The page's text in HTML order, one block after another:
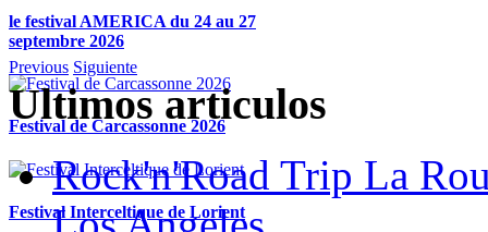
le festival AMERICA du 24 au 27
septembre 2026
Festival de Carcassonne 2026
Festival Interceltique de Lorient
Previous Siguiente
Ultimos articulos
Rock'n'Road Trip La